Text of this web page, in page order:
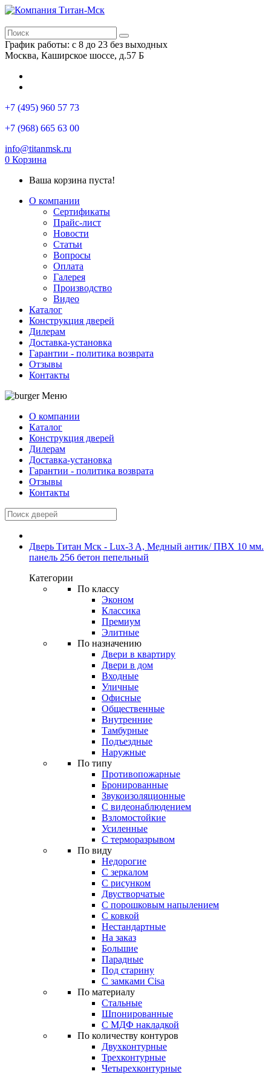
График работы: с 8 до 23 без выходных
Москва, Каширское шоссе, д.57 Б
+7 (495) 960 57 73
+7 (968) 665 63 00
info@titanmsk.ru
0 Корзина
Ваша корзина пуста!
О компании
Сертификаты
Прайс-лист
Новости
Статьи
Вопросы
Оплата
Галерея
Производство
Видео
Каталог
Конструкция дверей
Дилерам
Доставка-установка
Гарантии - политика возврата
Отзывы
Контакты
Меню
О компании
Каталог
Конструкция дверей
Дилерам
Доставка-установка
Гарантии - политика возврата
Отзывы
Контакты
Дверь Титан Мск - Lux-3 A, Медный антик/ ПВХ 10 мм.
панель 256 бетон пепельный
Категории
По классу
Эконом
Классика
Премиум
Элитные
По назначению
Двери в квартиру
Двери в дом
Входные
Уличные
Офисные
Общественные
Внутренние
Тамбурные
Подъездные
Наружные
По типу
Противопожарные
Бронированные
Звукоизоляционные
С видеонаблюдением
Взломостойкие
Усиленные
С терморазрывом
По виду
Недорогие
С зеркалом
С рисунком
Двустворчатые
С порошковым напылением
С ковкой
Нестандартные
На заказ
Большие
Парадные
Под старину
С замками Cisa
По материалу
Стальные
Шпонированные
С МДФ накладкой
По количеству контуров
Двухконтурные
Трехконтурные
Четырехконтурные